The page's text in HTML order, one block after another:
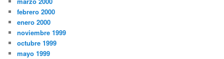
febrero 2000
enero 2000
noviembre 1999
octubre 1999
mayo 1999